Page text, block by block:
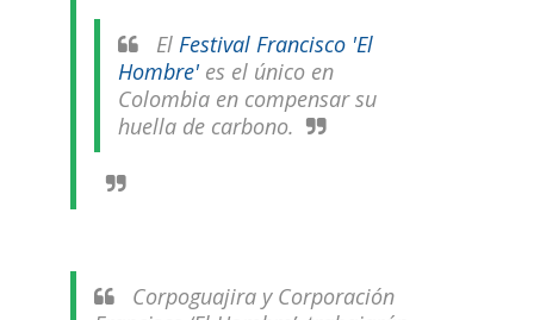
El Festival Francisco 'El
Hombre'es el único en
Colombia en compensar su
huella de carbono.
Corpoguajira y Corporación